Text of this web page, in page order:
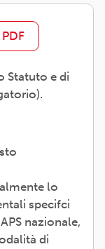
Statuto e di
lo
specifci
nazionale,
di